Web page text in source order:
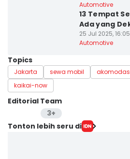
Automotive
13 Tempat
Ada yang
25 Jul 2025,
Automotive
Topics
Jakarta sewa mobil
kaikai-now
Editorial Team
3+
Editor
Tonton lebih seru di